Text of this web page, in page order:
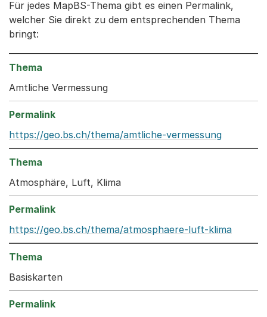
Für jedes MapBS-Thema gibt es einen Permalink,
welcher Sie direkt zu dem entsprechenden Thema
bringt:
Amtliche Vermessung
https://geo.bs.ch/thema/amtliche-vermessung
Atmosphäre, Luft, Klima
https://geo.bs.ch/thema/atmosphaere-luft-klima
Basiskarten